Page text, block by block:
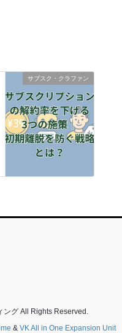
サブスク・クラファン
グ All Rights Reserved.
& VK All in One Expansion Unit